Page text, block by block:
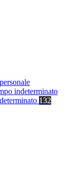
indeterminato
132